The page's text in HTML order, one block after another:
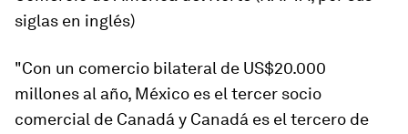
siglas en inglés)
"Con un comercio bilateral de US$20.000
millones al año, México es el tercer socio
comercial de Canadá y Canadá es el tercero de